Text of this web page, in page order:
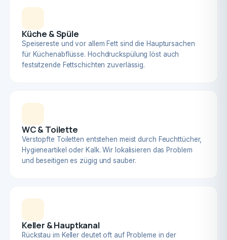
Küche & Spüle
Speisereste und vor allem Fett sind die Hauptursachen
für Küchenabflüsse. Hochdruckspülung löst auch
festsitzende Fettschichten zuverlässig.
WC & Toilette
Verstopfte Toiletten entstehen meist durch Feuchttücher,
Hygieneartikel oder Kalk. Wir lokalisieren das Problem
und beseitigen es zügig und sauber.
Keller & Hauptkanal
Rückstau im Keller deutet oft auf Probleme in der